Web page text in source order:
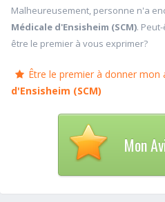
Malheureusement, personne n'a
Médicale d'Ensisheim (SCM).
être le premier à vous exprimer?
Être le premier à donner mon
d'Ensisheim (SCM)
Mon